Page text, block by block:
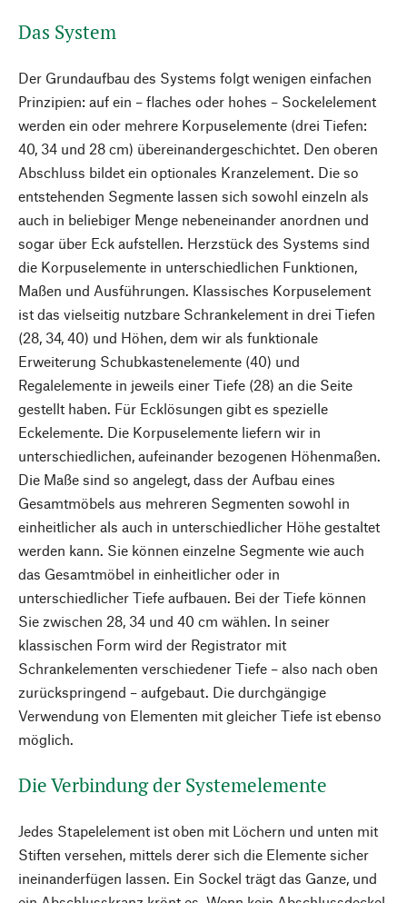
Das System
Der Grundaufbau des Systems folgt wenigen einfachen
Prinzipien: auf ein – flaches oder hohes – Sockelelement
werden ein oder mehrere Korpuselemente (drei Tiefen:
40, 34 und 28 cm) übereinandergeschichtet. Den oberen
Abschluss bildet ein optionales Kranzelement. Die so
entstehenden Segmente lassen sich sowohl einzeln als
auch in beliebiger Menge nebeneinander anordnen und
sogar über Eck aufstellen. Herzstück des Systems sind
die Korpuselemente in unterschiedlichen Funktionen,
Maßen und Ausführungen. Klassisches Korpuselement
ist das vielseitig nutzbare Schrankelement in drei Tiefen
(28, 34, 40) und Höhen, dem wir als funktionale
Erweiterung Schubkastenelemente (40) und
Regalelemente in jeweils einer Tiefe (28) an die Seite
gestellt haben. Für Ecklösungen gibt es spezielle
Eckelemente. Die Korpuselemente liefern wir in
unterschiedlichen, aufeinander bezogenen Höhenmaßen.
Die Maße sind so angelegt, dass der Aufbau eines
Gesamtmöbels aus mehreren Segmenten sowohl in
einheitlicher als auch in unterschiedlicher Höhe gestaltet
werden kann. Sie können einzelne Segmente wie auch
das Gesamtmöbel in einheitlicher oder in
unterschiedlicher Tiefe aufbauen. Bei der Tiefe können
Sie zwischen 28, 34 und 40 cm wählen. In seiner
klassischen Form wird der Registrator mit
Schrankelementen verschiedener Tiefe – also nach oben
zurückspringend – aufgebaut. Die durchgängige
Verwendung von Elementen mit gleicher Tiefe ist ebenso
möglich.
Die Verbindung der Systemelemente
Jedes Stapelelement ist oben mit Löchern und unten mit
Stiften versehen, mittels derer sich die Elemente sicher
ineinanderfügen lassen. Ein Sockel trägt das Ganze, und